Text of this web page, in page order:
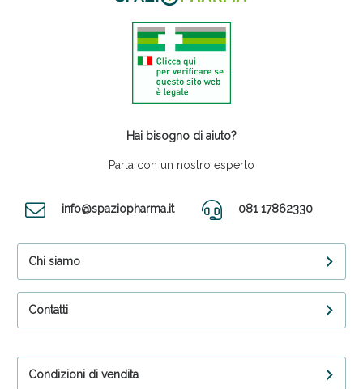
Hai bisogno di aiuto?
Parla con un nostro esperto
info@spaziopharma.it 081 17862330
Chi siamo
Contatti
Condizioni di vendita